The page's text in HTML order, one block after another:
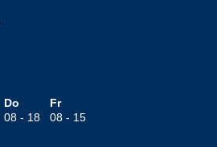
Do
Fr
08 - 18 08 - 15